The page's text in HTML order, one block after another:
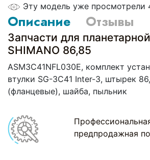
Эту модель уже просмотрели
Описание Отзывы
Запчасти для
SHIMANO 86,85
ASM3C41NFL030E, комплект
втулки SG-3C41 Inter-3, штырек
(фланцевые), шайба, пыльник
предпродажная